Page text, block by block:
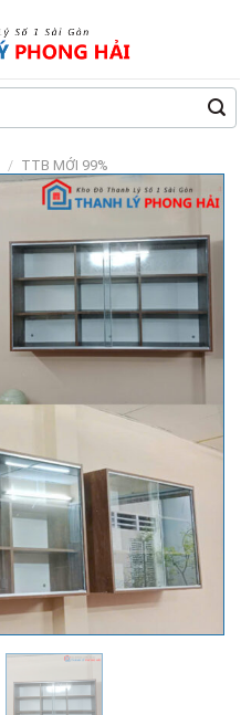
/ TTB MỚI 99%